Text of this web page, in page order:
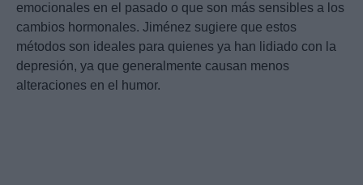
emocionales en el pasado o que son más sensibles a los
cambios hormonales. Jiménez sugiere que estos
métodos son ideales para quienes ya han lidiado con la
depresión, ya que generalmente causan menos
alteraciones en el humor.